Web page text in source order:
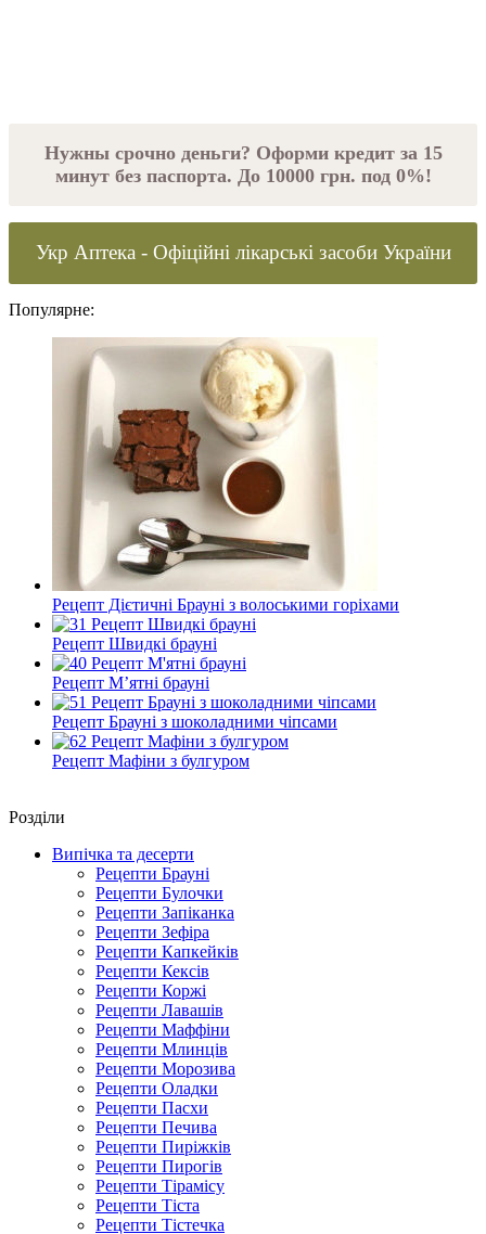
Нужны срочно деньги? Оформи кредит за 15
минут без паспорта. До 10000 грн. под 0%!
Укр Аптека - Офіційні лікарські засоби України
Популярне:
Рецепт Дієтичні Брауні з волоськими горіхами
Рецепт Швидкі брауні
Рецепт М’ятні брауні
Рецепт Брауні з шоколадними чіпсами
Рецепт Мафіни з булгуром
Роздiли
Випічка та десерти
Рецепти Брауні
Рецепти Булочки
Рецепти Запіканка
Рецепти Зефіра
Рецепти Капкейків
Рецепти Кексів
Рецепти Коржі
Рецепти Лавашів
Рецепти Маффіни
Рецепти Млинців
Рецепти Морозива
Рецепти Оладки
Рецепти Пасхи
Рецепти Печива
Рецепти Пиріжків
Рецепти Пирогів
Рецепти Тірамісу
Рецепти Тіста
Рецепти Тістечка